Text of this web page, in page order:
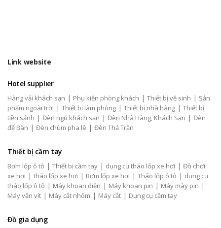
Link website
Hotel supplier
Hàng vải khách sạn | Phụ kiện phòng khách | Thiết bị vệ sinh | Sản
phẩm ngoài trời | Thiết bị làm phòng | Thiết bị nhà hàng | Thiết bị
tiền sảnh | Đèn ngủ khách sạn | Đèn Nhà Hàng, Khách Sạn | Đèn
để Bàn | Đèn chùm pha lê | Đèn Thả Trần
Thiết bị cầm tay
Bơm lốp ô tô | Thiết bị cầm tay | dụng cụ tháo lốp xe hơi | Đồ chơi
xe hơi | tháo lốp xe hơi | Bơm lốp xe hơi | Tháo lốp ô tô | dụng cụ
tháo lốp ô tô | Máy khoan điện | Máy khoan pin | Máy mày pin |
Máy vặn vít | Máy cắt nhôm | Máy cắt | Dụng cụ cầm tay
Đồ gia dụng